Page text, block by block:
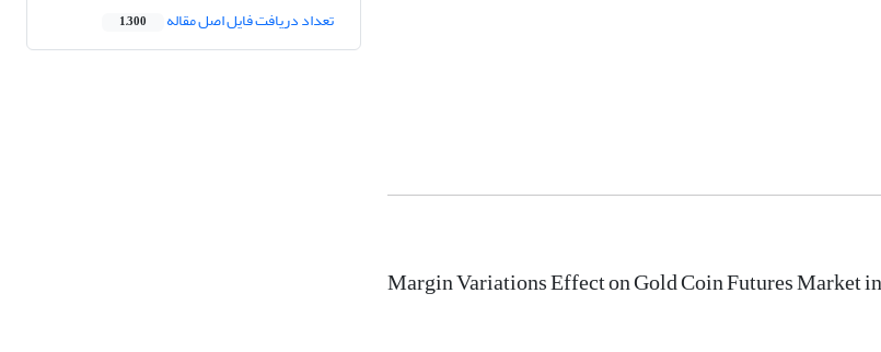
Margin Variations Effect on Gold Coin Futures Market
تعداد دریافت فایل اصل مقاله 1,300